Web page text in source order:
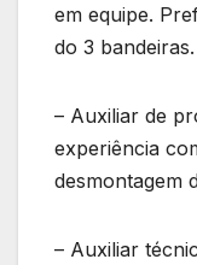
em equipe.
do 3 bandeiras.
– Auxiliar de
experiência
desmontagem
– Auxiliar